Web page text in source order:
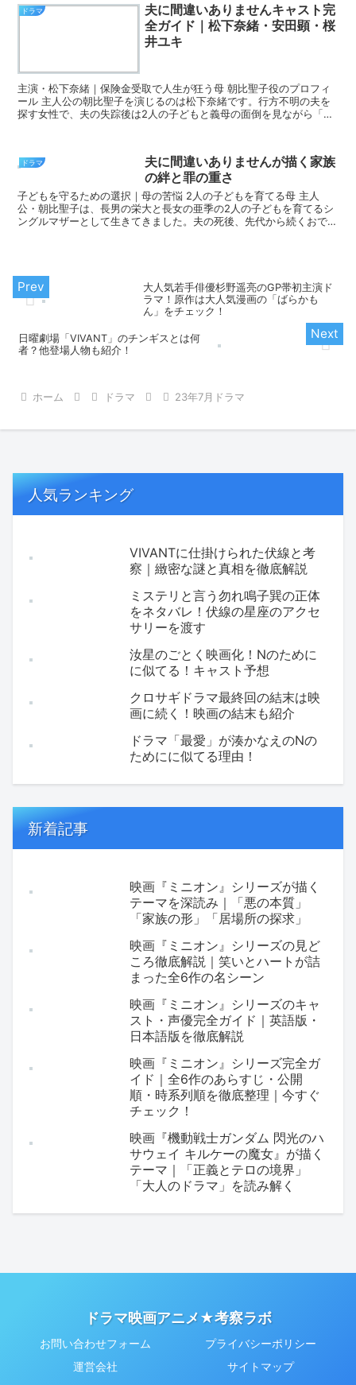
ドラマ
夫に間違いありませんキャスト完
全ガイド｜松下奈緒・安田顕・桜
井ユキ
主演・松下奈緒｜保険金受取で人生が狂う母 朝比聖子役のプロフィ
ール 主人公の朝比聖子を演じるのは松下奈緒です。行方不明の夫を
探す女性で、夫の失踪後は2人の子どもと義母の面倒を見ながら「あ
ドラマ
夫に間違いありませんが描く家族
の絆と罪の重さ
子どもを守るための選択｜母の苦悩 2人の子どもを育てる母 主人
公・朝比聖子は、長男の栄大と長女の亜季の2人の子どもを育てるシ
ングルマザーとして生きてきました。夫の死後、先代から続くおでん
大人気若手俳優杉野遥亮のGP帯初主演ド
ラマ！原作は大人気漫画の「ばらかも
ん」をチェック！
日曜劇場「VIVANT」のチンギスとは何
者？他登場人物も紹介！
ホーム ドラマ 23年7月ドラマ
人気ランキング
VIVANTに仕掛けられた伏線と考
察｜緻密な謎と真相を徹底解説
ミステリと言う勿れ鳴子巽の正体
をネタバレ！伏線の星座のアクセ
サリーを渡す
汝星のごとく映画化！Nのために
に似てる！キャスト予想
クロサギドラマ最終回の結末は映
画に続く！映画の結末も紹介
ドラマ「最愛」が湊かなえのNの
ためにに似てる理由！
新着記事
映画『ミニオン』シリーズが描く
テーマを深読み｜「悪の本質」
「家族の形」「居場所の探求」
映画『ミニオン』シリーズの見ど
ころ徹底解説｜笑いとハートが詰
まった全6作の名シーン
映画『ミニオン』シリーズのキャ
スト・声優完全ガイド｜英語版・
日本語版を徹底解説
映画『ミニオン』シリーズ完全ガ
イド｜全6作のあらすじ・公開
順・時系列順を徹底整理｜今すぐ
チェック！
映画『機動戦士ガンダム 閃光のハ
サウェイ キルケーの魔女』が描く
テーマ｜「正義とテロの境界」
「大人のドラマ」を読み解く
ドラマ映画アニメ★考察ラボ
お問い合わせフォーム
プライバシーポリシー
運営会社
サイトマップ